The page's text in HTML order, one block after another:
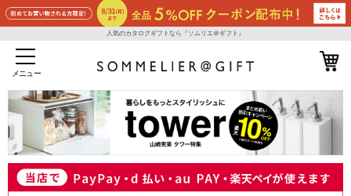
人気のカタログギフトなら『ソムリエ＠ギフト』
メニュー